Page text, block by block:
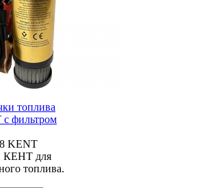
топлива
фильтром
KENT
КЕНТ для
топлива.